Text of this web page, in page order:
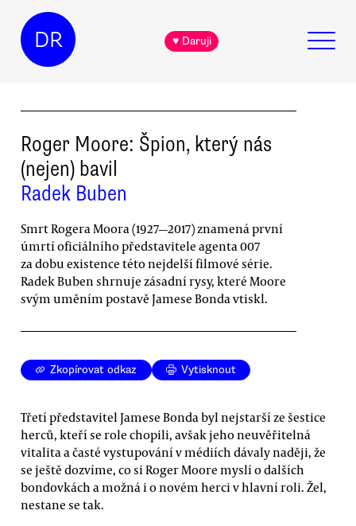
DR ♥ Daruji
Roger Moore: Špion, který nás
(nejen) bavil
Radek Buben
Smrt Rogera Moora (1927—2017) znamená první
úmrtí oficiálního představitele agenta 007
za dobu existence této nejdelší filmové série.
Radek Buben shrnuje zásadní rysy, které Moore
svým uměním postavě Jamese Bonda vtiskl.
Zkopírovat odkaz Vytisknout
Třetí představitel Jamese Bonda byl nejstarší ze šestice
herců, kteří se role chopili, avšak jeho neuvěřitelná
vitalita a časté vystupování v médiích dávaly naději, že
se ještě dozvíme, co si Roger Moore myslí o dalších
bondovkách a možná i o novém herci v hlavní roli. Žel,
nestane se tak.